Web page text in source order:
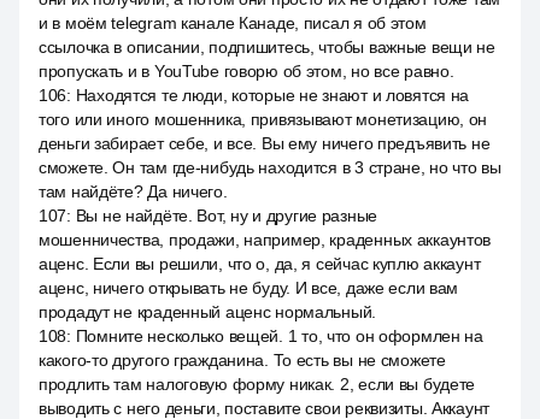
и в моём telegram канале Канаде, писал я об этом
ссылочка в описании, подпишитесь, чтобы важные вещи не
пропускать и в YouTube говорю об этом, но все равно.
106: Находятся те люди, которые не знают и ловятся на
того или иного мошенника, привязывают монетизацию, он
деньги забирает себе, и все. Вы ему ничего предъявить не
сможете. Он там где-нибудь находится в 3 стране, но что вы
там найдёте? Да ничего.
107: Вы не найдёте. Вот, ну и другие разные
мошенничества, продажи, например, краденных аккаунтов
аценс. Если вы решили, что о, да, я сейчас куплю аккаунт
аценс, ничего открывать не буду. И все, даже если вам
продадут не краденный аценс нормальный.
108: Помните несколько вещей. 1 то, что он оформлен на
какого-то другого гражданина. То есть вы не сможете
продлить там налоговую форму никак. 2, если вы будете
выводить с него деньги, поставите свои реквизиты. Аккаунт